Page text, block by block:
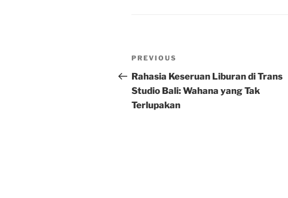
Post
navigation
Previous
Post
PREVIOUS
Rahasia Keseruan Liburan di Trans
Studio Bali: Wahana yang Tak
Terlupakan